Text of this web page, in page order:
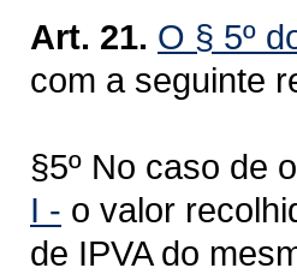
Art. 21. O § 5º
com a seguinte
§5º No caso de
I - o valor
de IPVA do